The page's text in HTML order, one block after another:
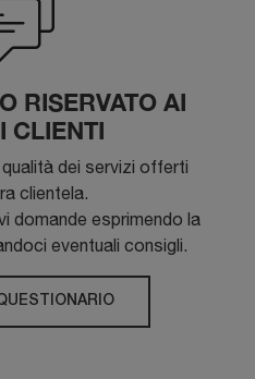
RISERVATO AI
CLIENTI
dei servizi offerti
clientela.
domande esprimendo la
eventuali consigli.